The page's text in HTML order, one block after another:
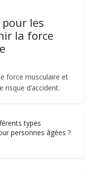
les
la force
force musculaire et
d’accident.
types
personnes âgées ?